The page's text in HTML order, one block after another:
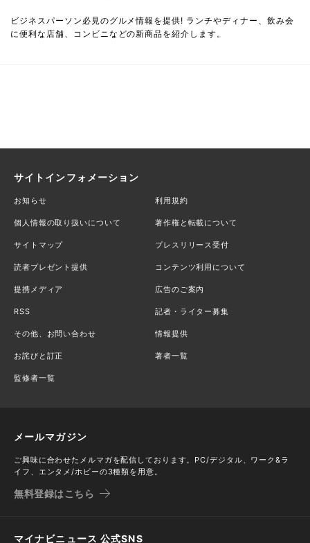
ビジネスパーソン必見のグルメ情報を提供! ランチやディナー、飲み会
に便利な店舗、コンビニなどの新商品を紹介します。
サイトインフォメーション
お知らせ 利用規約
個人情報の取り扱いについて 著作権と転載について
サイトマップ プレスリリース受付
読者プレゼント提供 コンテンツ利用について
提携メディア 広告のご案内
RSS 記者・ライター募集
その他、お問い合わせ 情報提供
お詫びと訂正 著者一覧
監修者一覧
メールマガジン
ご興味に合わせたメルマガを配信しております。PC/デジタル、ワーク&ラ
イフ、エンタメ/ホビーの3種類を用意。
無料登録はこちら
マイナビニュース 公式SNS